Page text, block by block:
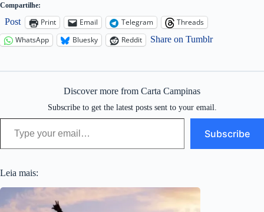
Compartilhe:
Post Print Email Telegram
Threads
WhatsApp
Bluesky Reddit Share on Tumblr
Discover more from Carta Campinas
Subscribe to get the latest posts sent to your email.
Type your email…
Subscribe
Leia mais: